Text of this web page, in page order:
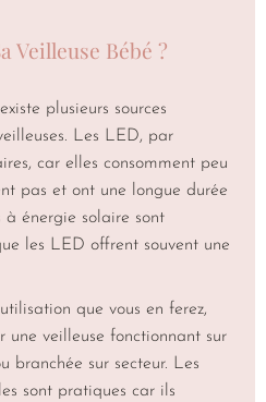
Veilleuse Bébé ?
plusieurs sources
Les LED, par
car elles consomment peu
pas et ont une longue durée
à énergie solaire sont
les LED offrent souvent une
que vous en ferez,
une veilleuse fonctionnant sur
branchée sur secteur. Les
sont pratiques car ils